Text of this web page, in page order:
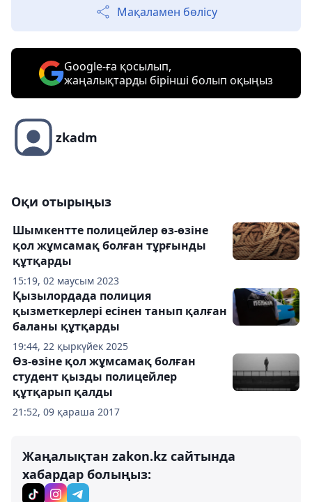
Мақаламен бөлісу
Google-ға қосылып,
жаңалықтарды бірінші болып оқыңыз
zkadm
Оқи отырыңыз
15:19, 02 маусым 2023
Шымкентте полицейлер өз-өзіне
қол жұмсамақ болған тұрғынды
құтқарды
19:44, 22 қыркүйек 2025
Қызылордада полиция
қызметкерлері есінен танып қалған
баланы құтқарды
21:52, 09 қараша 2017
Өз-өзіне қол жұмсамақ болған
студент қызды полицейлер
құтқарып қалды
Жаңалықтан zakon.kz сайтында
хабардар болыңыз: